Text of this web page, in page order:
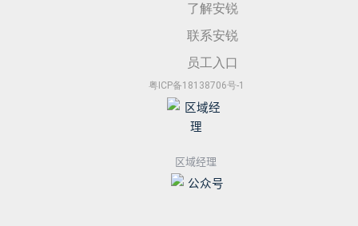
了解安锐
联系安锐
员工入口
粤ICP备18138706号-1
区域经理